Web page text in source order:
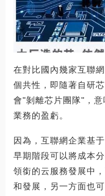
在對比國內幾家互聯
個共性，即隨著自研
會"剝離芯片團隊"，
業務的盈虧。
因為，互聯網企業基
早期階段可以將成本
領銜的云服務發展中
和發展，另一方面也